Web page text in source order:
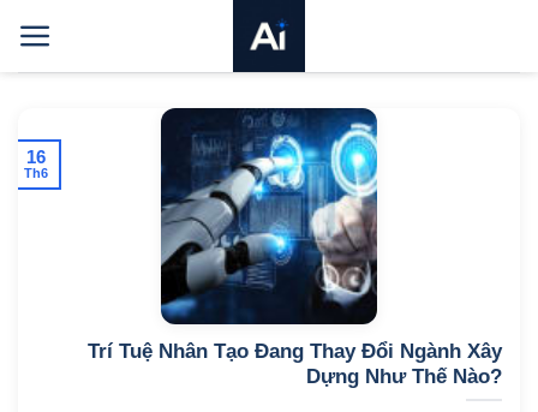
qua
nội
Trí Tuệ Nhân Tạo Đang Thay Đổi Ngành Xây
Dựng Như Thế Nào?
16
Th6